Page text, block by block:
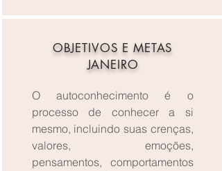
OBJETIVOS E METAS
JANEIRO
O autoconhecimento é o
processo de conhecer a si
mesmo, incluindo suas crenças,
valores, emoções,
pensamentos, comportamentos